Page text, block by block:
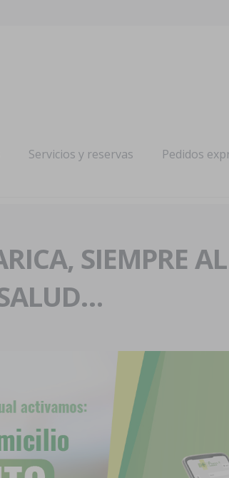
Servicios y reservas Pedidos
SIEMPRE